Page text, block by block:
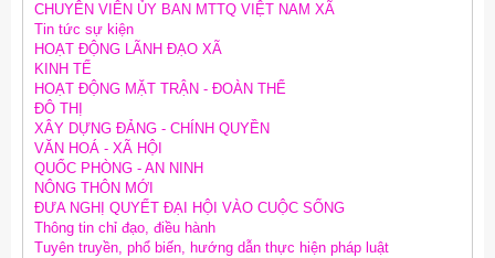
CHUYÊN VIÊN ỦY BAN MTTQ VIỆT NAM XÃ
Tin tức sự kiện
HOẠT ĐỘNG LÃNH ĐẠO XÃ
KINH TẾ
HOẠT ĐỘNG MẶT TRẬN - ĐOÀN THỂ
ĐÔ THỊ
XÂY DỰNG ĐẢNG - CHÍNH QUYỀN
VĂN HOÁ - XÃ HỘI
QUỐC PHÒNG - AN NINH
NÔNG THÔN MỚI
ĐƯA NGHỊ QUYẾT ĐẠI HỘI VÀO CUỘC SỐNG
Thông tin chỉ đạo, điều hành
Tuyên truyền, phổ biến, hướng dẫn thực hiện pháp luật